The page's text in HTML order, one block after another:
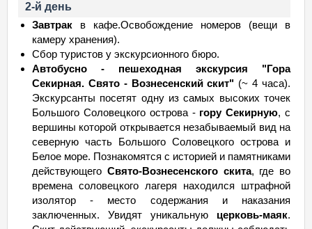
2-й день
Завтрак в кафе.Освобождение номеров (вещи в
камеру хранения).
Сбор туристов у экскурсионного бюро.
Автобусно - пешеходная экскурсия "Гора
Секирная. Свято - Вознесенский скит" (~ 4 часа).
Экскурсанты посетят одну из самых высоких точек
Большого Соловецкого острова - гору Секирную, с
вершины которой открывается незабываемый вид на
северную часть Большого Соловецкого острова и
Белое море. Познакомятся с историей и памятниками
действующего Свято-Вознесенского скита, где во
времена соловецкого лагеря находился штрафной
изолятор - место содержания и наказания
заключенных. Увидят уникальную церковь-маяк.